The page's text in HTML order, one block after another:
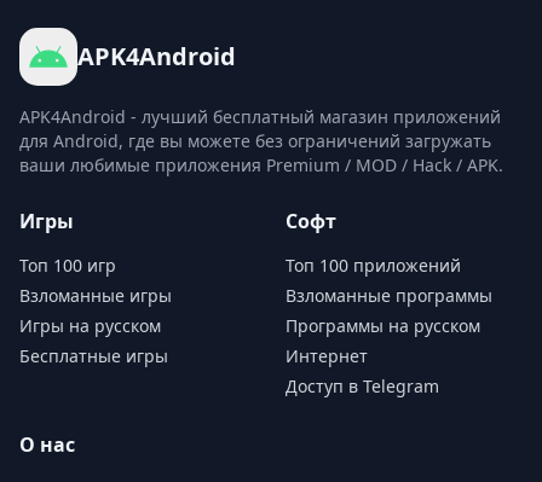
APK4Android
APK4Android - лучший бесплатный магазин приложений
для Android, где вы можете без ограничений загружать
ваши любимые приложения Premium / MOD / Hack / APK.
Игры
Топ 100 игр
Взломанные игры
Игры на русском
Бесплатные игры
Софт
Топ 100 приложений
Взломанные программы
Программы на русском
Интернет
Доступ в Telegram
О нас